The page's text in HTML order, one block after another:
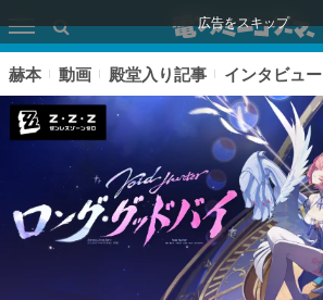
広告をスキップ
赫本 動画 殿堂入り記事 インタビュー